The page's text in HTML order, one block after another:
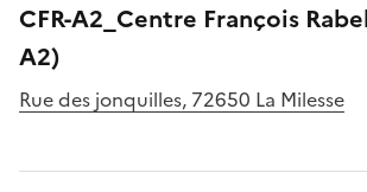
CFR-A2_Centre François
A2)
Rue des jonquilles, 72650 La Milesse